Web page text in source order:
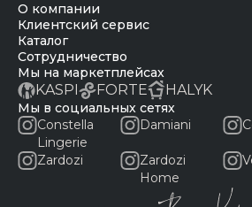
о компании
клиентский сервис
каталог
сотрудничество
Мы на маркетплейсах
KASPI FORTE HALYK
Мы в социальных сетях
Constella
Lingerie
Damiani
Zardozi
Zardozi
Home